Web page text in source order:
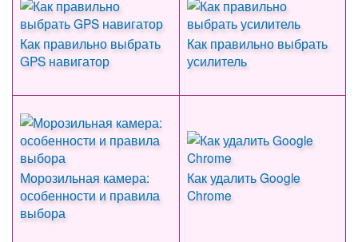
Как правильно выбрать
GPS навигатор
Как правильно выбрать
усилитель
Морозильная камера:
особенности и правила
выбора
Как удалить Google
Chrome